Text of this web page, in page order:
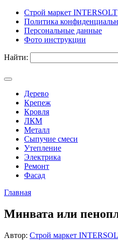
Строй маркет INTERSOLT
Политика
Персональные данные
Фото инструкции
Найти:
Дерево
Крепеж
Кровля
ЛКМ
Металл
Сыпучие смеси
Утепление
Электрика
Ремонт
Фасад
Главная
Минвата или
Автор: Строй маркет